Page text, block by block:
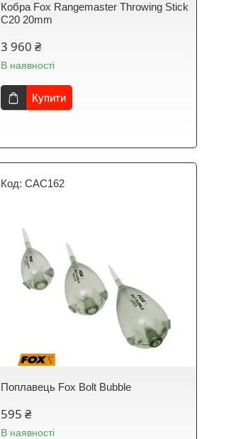
Кобра Fox Rangemaster Throwing Stick
C20 20mm
3 960 ₴
В наявності
Купити
CAC162
Поплавець Fox Bolt Bubble
595 ₴
В наявності